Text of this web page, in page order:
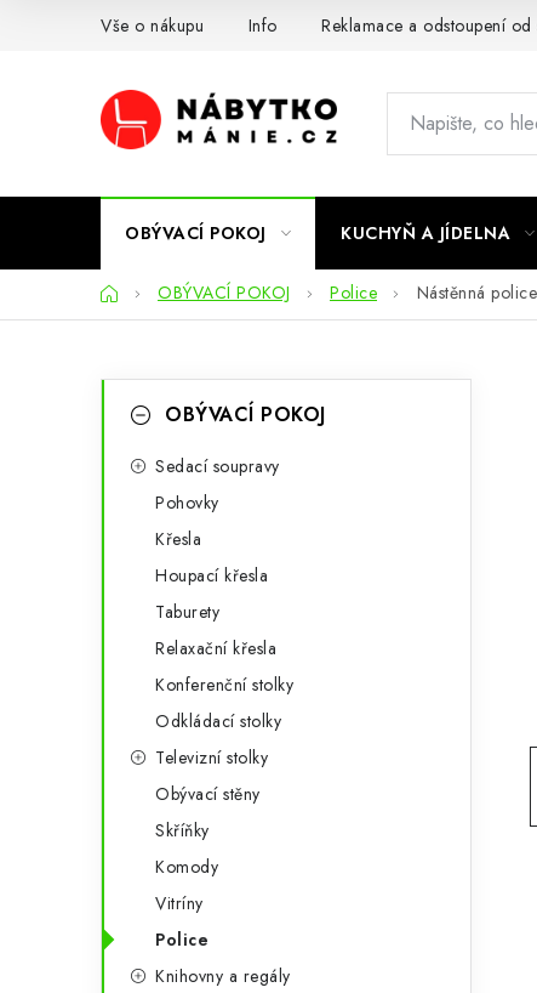
Vše o nákupu Info Reklamace a odstoupení od
OBÝVACÍ POKOJ KUCHYŇ A JÍDELNA
DomůOBÝVACÍ POKOJ Police Nástěnná
e
kategorieOBÝVACÍ POKOJ
Sedací soupravy
Pohovky
Křesla
Houpací křesla
Taburety
Relaxační křesla
Konferenční stolky
Odkládací stolky
Televizní stolky
Obývací stěny
Skříňky
Komody
Vitríny
Police
Knihovny a regály